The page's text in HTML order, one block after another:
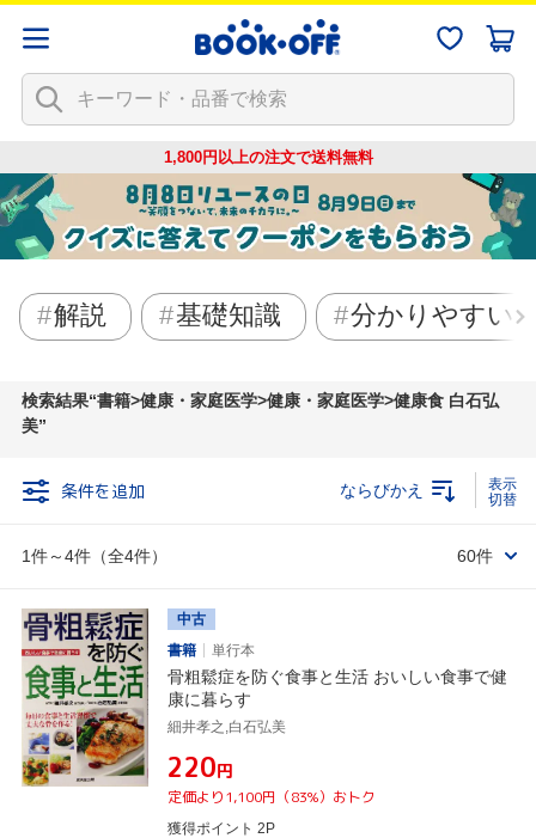
1,800円以上の注文で送料無料
解説 基礎知識 分かりやすい
検索結果 書籍>健康・家庭医学>健康・家庭医学>健康食 白石弘
美
条件を追加
1件～4件（全4件）
ならびかえ
60件
中古
書籍
単行本
骨粗鬆症を防ぐ食事と生活 おいしい食事で健
康に暮らす
細井孝之,白石弘美
¥220円
定価より1,100円（83%）おトク
獲得ポイント 2P